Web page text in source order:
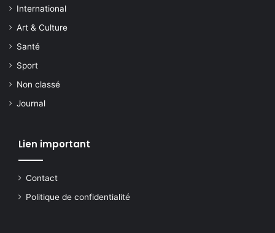
International
Art & Culture
Santé
Sport
Non classé
Journal
Lien important
Contact
Politique de confidentialité